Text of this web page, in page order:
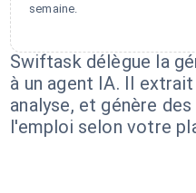
semaine.
Swiftask délègue la
à un agent IA. Il
analyse, et génère
l'emploi selon votre